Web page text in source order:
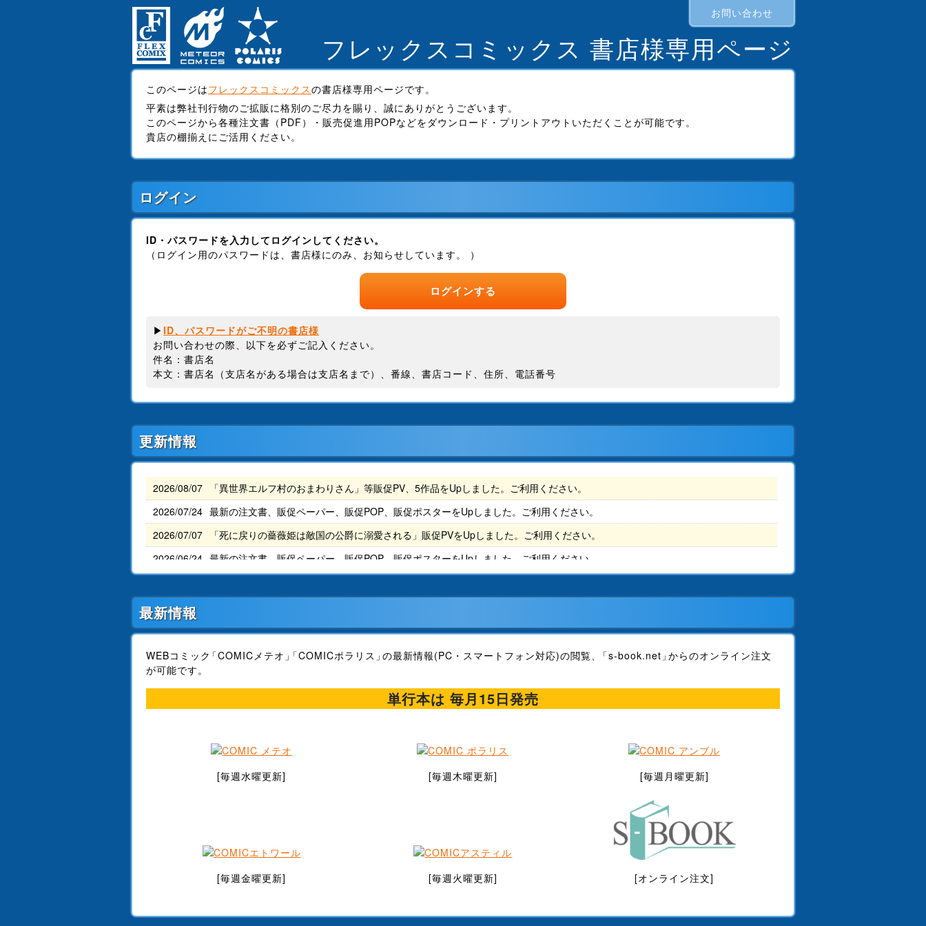
フレックスコミックス 書店様専用ページ
お問い合わせ
このページはフレックスコミックスの書店様専用ページです。
平素は弊社刊行物のご拡販に格別のご尽力を賜り、誠にありがとうございます。
このページから各種注文書（PDF）・販売促進用POPなどをダウンロード・プリントアウトいただくことが可能です。
貴店の棚揃えにご活用ください。
ログイン
ID・パスワードを入力してログインしてください。
（ログイン用のパスワードは、書店様にのみ、お知らせしています。 ）
ログインする
▶ ID、パスワードがご不明の書店様
お問い合わせの際、以下を必ずご記入ください。
件名：書店名
本文：書店名（支店名がある場合は支店名まで）、番線、書店コード、住所、電話番号
更新情報
2026/08/07
「異世界エルフ村のおまわりさん」等販促PV、5作品をUpしました。ご利用ください。
2026/07/24 最新の注文書、販促ペーパー、販促POP、販促ポスターをUpしました。ご利用ください。
2026/07/07
「死に戻りの薔薇姫は敵国の公爵に溺愛される」販促PVをUpしました。ご利用ください。
2026/06/24 最新の注文書、販促ペーパー、販促POP、販促ポスターをUpしました。ご利用ください。
2026/06/03
2026/06/27 最新の注文書、販促ペーパー、販促POP、販促PVをUpしました。ご利用ください。
2026/05/01
「アラフォー冒険者、伝説となる～SSランクの娘に強化されたらSSSランクになりました～」等販促PV、5作品をUpしました。ご
利用ください。
2026/04/21 最新の注文書、販促ペーパー、販促ポスター、販促PVをUpしました。ご利用ください。
2026/04/14 「98万円で温泉の出る築75年の家を買った」販促PVをUpしました。ご利用ください。
最新の注文書、販促ペーパー、販促POP、販促ポスター、販促PVをUpしました。ご利用ください。
「「きみを愛する気はない」と言った次期公爵様がなぜか溺愛してきます」アニメ化販促セット付注文書をUpしました。ご利用く
「おっさん勇者は鍛冶屋でスローライフはじめました」等販促PV、4作品をUpしました。ご利用ください。
2026/02/12 「今日、駅で見た可愛い女の子。」販促PVをUpしました。ご利用ください。
最新情報
WEBコミック COMICメテオ COMICポラリス の最新情報(PC・スマートフォン対応)の閲覧、 s-book.net からのオンライン注文
が可能です。
単行本は 毎月15日発売
[毎週水曜更新] [毎週木曜更新] [毎週月曜更新]
[毎週金曜更新] [毎週火曜更新] [オンライン注文]